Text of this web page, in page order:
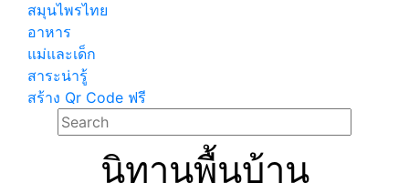
สมุนไพรไทย
อาหาร
แม่และเด็ก
สาระน่ารู้
สร้าง Qr Code ฟรี
นิทานพื้นบ้าน